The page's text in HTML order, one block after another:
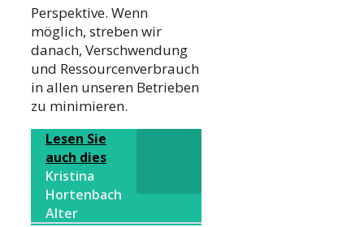
Perspektive. Wenn
möglich, streben wir
danach, Verschwendung
und Ressourcenverbrauch
in allen unseren Betrieben
zu minimieren.
Lesen Sie
auch dies
Kristina
Hortenbach
Alter